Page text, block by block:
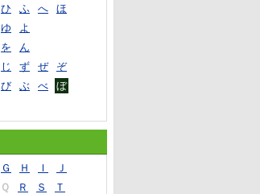
ひ ふ へ
ほ
ゆ
よ
を
ん
じ ず ぜ
ぞ
び ぶ べ
ぼ
Ｇ Ｈ Ｉ
Ｊ
Ｑ Ｒ Ｓ
Ｔ